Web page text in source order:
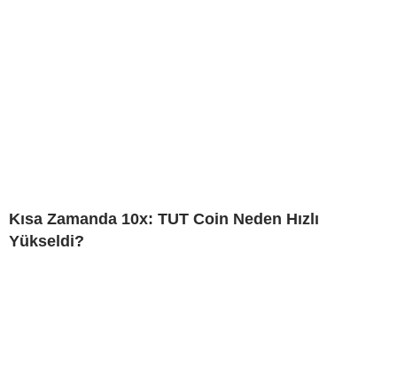
Kısa Zamanda 10x: TUT Coin Neden Hızlı
Yükseldi?